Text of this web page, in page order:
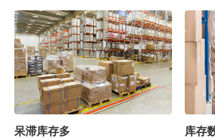
呆滞库存多 库存